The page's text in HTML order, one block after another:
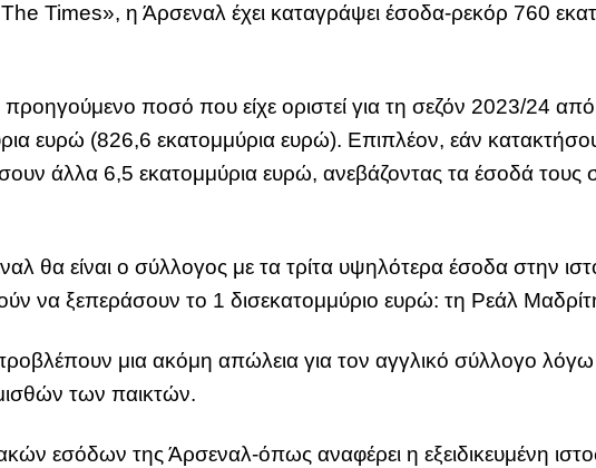
Times», η Άρσεναλ έχει καταγράψει έσοδα-ρεκόρ 760
ποσό που είχε οριστεί για τη σεζόν 2023/24
ευρώ (826,6 εκατομμύρια ευρώ). Επιπλέον, εάν
άλλα 6,5 εκατομμύρια ευρώ, ανεβάζοντας τα έσοδά
θα είναι ο σύλλογος με τα τρίτα υψηλότερα έσοδα στην
να ξεπεράσουν το 1 δισεκατομμύριο ευρώ: τη Ρεάλ
προβλέπουν μια ακόμη απώλεια για τον αγγλικό σύλλογο
των παικτών.
εσόδων της Άρσεναλ-όπως αναφέρει η εξειδικευμένη